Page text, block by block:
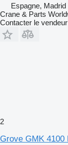
Espagne, Madrid
Crane & Parts
Contacter le vendeur
2
Grove GMK 4100